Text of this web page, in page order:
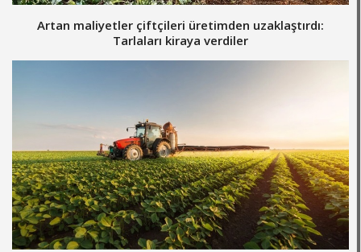
Artan maliyetler çiftçileri üretimden uzaklaştırdı:
Tarlaları kiraya verdiler